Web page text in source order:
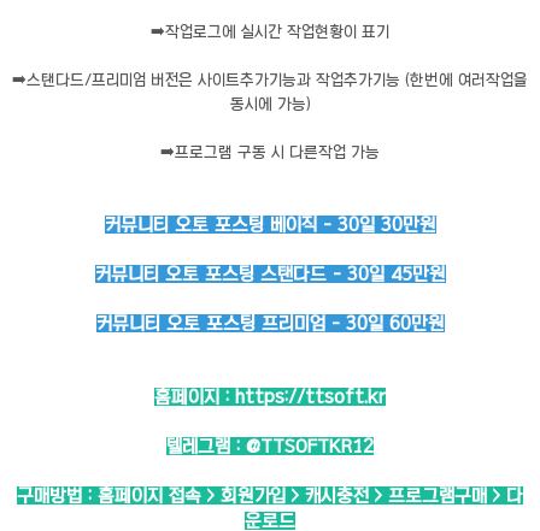
➡️작업로그에 실시간 작업현황이 표기
➡️스탠다드/프리미엄 버전은 사이트추가기능과 작업추가기능 (한번에 여러작업을
동시에 가능)
➡️프로그램 구동 시 다른작업 가능
커뮤니티 오토 포스팅 베이직 - 30일 30만원
커뮤니티 오토 포스팅 스탠다드 - 30일 45만원
커뮤니티 오토 포스팅 프리미엄 - 30일 60만원
홈페이지 : https://ttsoft.kr
텔레그램 : @TTSOFTKR12
구매방법 : 홈페이지 접속 > 회원가입 > 캐시충전 > 프로그램구매 > 다
운로드